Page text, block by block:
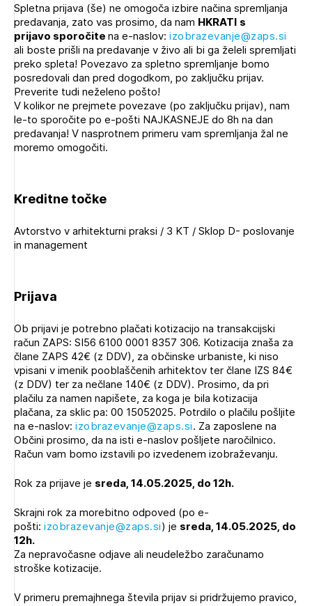
Izbrana vsebina je namenjena le ZAPS
dostopate, se je potrebno prijaviti.
PRIJAVITE SE REGISTRIRAJTE SE
Spletna prijava (še) ne omogoča izbire načina spremljanja
predavanja, zato vas prosimo, da nam HKRATI s
prijavo sporočitena e-naslov: izobrazevanje@zaps.si
ali boste prišli na predavanje v živo ali bi ga želeli spremljati
preko spleta! Povezavo za spletno spremljanje bomo
posredovali dan pred dogodkom, po zaključku prijav.
Preverite tudi neželeno pošto!
V kolikor ne prejmete povezave (po zaključku prijav), nam
le-to sporočite po e-pošti NAJKASNEJE do 8h na dan
predavanja! V nasprotnem primeru vam spremljanja žal ne
moremo omogočiti.
Kreditne točke
Avtorstvo v arhitekturni praksi / 3 KT / Sklop D- poslovanje
in management
Prijava
Ob prijavi je potrebno plačati kotizacijo na transakcijski
račun ZAPS: SI56 6100 0001 8357 306. Kotizacija znaša za
člane ZAPS 42€ (z DDV), za občinske urbaniste, ki niso
vpisani v imenik pooblaščenih arhitektov ter člane IZS 84€
(z DDV) ter za nečlane 140€ (z DDV). Prosimo, da pri
plačilu za namen napišete, za koga je bila kotizacija
plačana, za sklic pa: 00 15052025. Potrdilo o plačilu pošljite
na e-naslov: izobrazevanje@zaps.si. Za zaposlene na
Občini prosimo, da na isti e-naslov pošljete naročilnico.
Račun vam bomo izstavili po izvedenem izobraževanju.
Rok za prijave je sreda, 14.05.2025, do 12h.
Skrajni rok za morebitno odpoved (po e-
pošti: izobrazevanje@zaps.si) je sreda, 14.05.2025, do
12h.
Za nepravočasne odjave ali neudeležbo zaračunamo
stroške kotizacije.
V primeru premajhnega števila prijav si pridržujemo pravico,